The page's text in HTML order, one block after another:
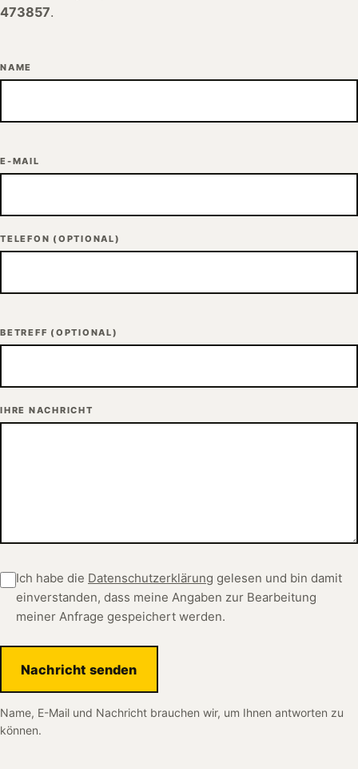
473857.
NAME
E-MAIL
TELEFON (OPTIONAL)
BETREFF (OPTIONAL)
IHRE NACHRICHT
Ich habe die Datenschutzerklärung gelesen und bin damit
einverstanden, dass meine Angaben zur Bearbeitung
meiner Anfrage gespeichert werden.
Nachricht senden
Name, E-Mail und Nachricht brauchen wir, um Ihnen antworten zu
können.